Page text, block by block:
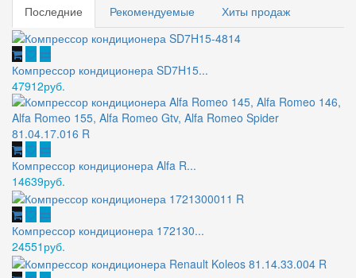
Последние
Рекомендуемые Хиты продаж
Компрессор кондиционера SD7H15...
47912руб.
Компрессор кондиционера Alfa R...
14639руб.
Компрессор кондиционера 172130...
24551руб.